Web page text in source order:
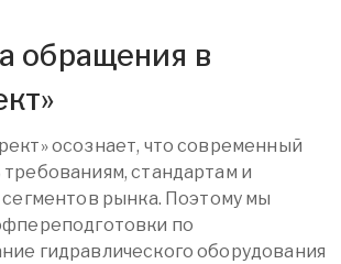
обращения в
»
осознает, что современный
стандартам и
рынка. Поэтому мы
по
гидравлического оборудования